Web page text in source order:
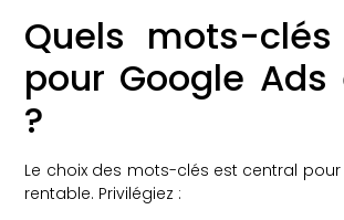
Quels mots-
pour Google Ads
?
Le choix des mots-clés est central
rentable. Privilégiez :